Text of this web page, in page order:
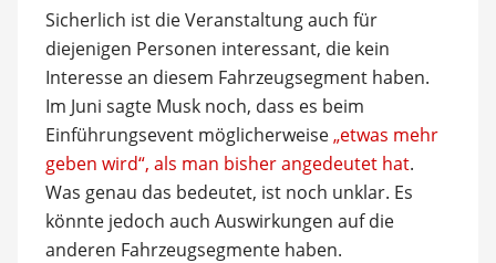
Sicherlich ist die Veranstaltung auch für
diejenigen Personen interessant, die kein
Interesse an diesem Fahrzeugsegment haben.
Im Juni sagte Musk noch, dass es beim
Einführungsevent möglicherweise„etwas mehr
geben wird“, als man bisher angedeutet hat.
Was genau das bedeutet, ist noch unklar. Es
könnte jedoch auch Auswirkungen auf die
anderen Fahrzeugsegmente haben.